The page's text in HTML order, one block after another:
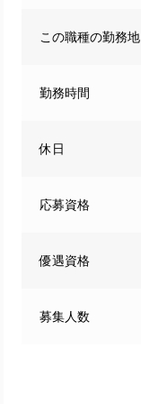
この職種の勤務地
勤務時間
休日
応募資格
優遇資格
募集人数